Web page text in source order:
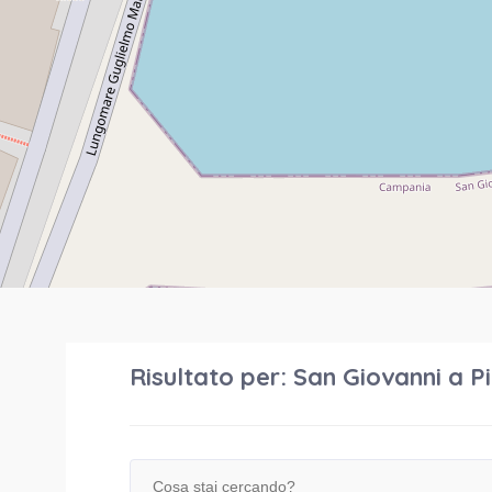
Risultato per: San Giovanni a